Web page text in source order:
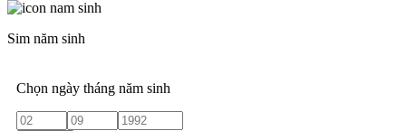
Sim năm sinh
Chọn ngày tháng năm sinh